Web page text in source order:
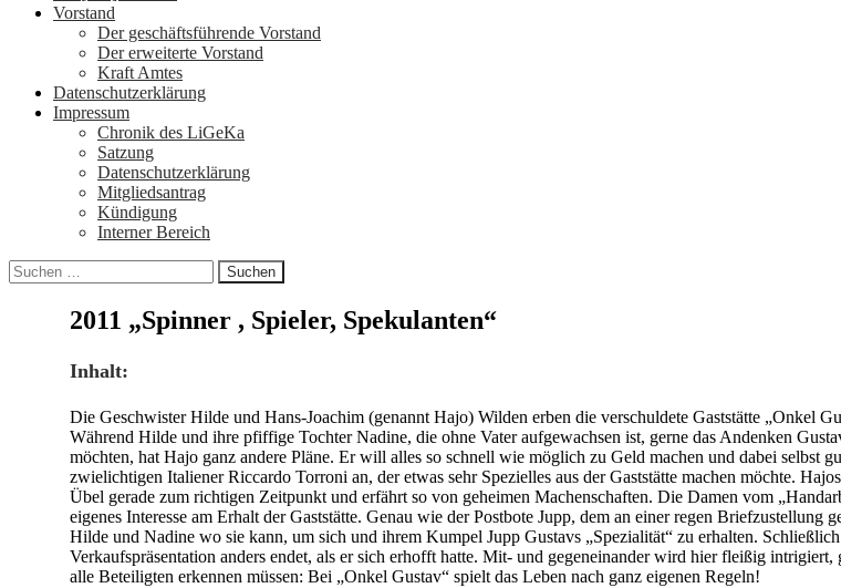
Vorstand
Der geschäftsführende Vorstand
Der erweiterte Vorstand
Kraft Amtes
Datenschutzerklärung
Impressum
Chronik des LiGeKa
Satzung
Datenschutzerklärung
Mitgliedsantrag
Kündigung
Interner Bereich
Suchen
nach:
2011 „Spinner , Spieler, Spekulanten“
Inhalt:
Die Geschwister Hilde und Hans-Joachim (genannt Hajo) Wilden erben die verschuldete Gaststätte „Onkel
Während Hilde und ihre pfiffige Tochter Nadine, die ohne Vater aufgewachsen ist, gerne das Andenken
möchten, hat Hajo ganz andere Pläne. Er will alles so schnell wie möglich zu Geld machen und dabei selbst
zwielichtigen Italiener Riccardo Torroni an, der etwas sehr Spezielles aus der Gaststätte machen möchte.
Übel gerade zum richtigen Zeitpunkt und erfährt so von geheimen Machenschaften. Die Damen vom
eigenes Interesse am Erhalt der Gaststätte. Genau wie der Postbote Jupp, dem an einer regen
Hilde und Nadine wo sie kann, um sich und ihrem Kumpel Jupp Gustavs „Spezialität“ zu erhalten.
Verkaufspräsentation anders endet, als er sich erhofft hatte. Mit- und gegeneinander wird hier fleißig
alle Beteiligten erkennen müssen: Bei „Onkel Gustav“ spielt das Leben nach ganz eigenen Regeln!